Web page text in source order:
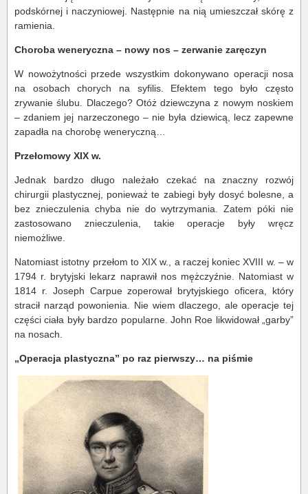
podskórnej i naczyniowej. Następnie na nią umieszczał skórę z
ramienia.
Choroba weneryczna – nowy nos – zerwanie zaręczyn
W nowożytności przede wszystkim dokonywano operacji nosa
na osobach chorych na syfilis. Efektem tego było często
zrywanie ślubu. Dlaczego? Otóż dziewczyna z nowym noskiem
– zdaniem jej narzeczonego – nie była dziewicą, lecz zapewne
zapadła na chorobę weneryczną…
Przełomowy XIX w.
Jednak bardzo długo należało czekać na znaczny rozwój
chirurgii plastycznej, ponieważ te zabiegi były dosyć bolesne, a
bez znieczulenia chyba nie do wytrzymania. Zatem póki nie
zastosowano znieczulenia, takie operacje były wręcz
niemożliwe.
Natomiast istotny przełom to XIX w., a raczej koniec XVIII w. – w
1794 r. brytyjski lekarz naprawił nos mężczyźnie. Natomiast w
1814 r. Joseph Carpue zoperował brytyjskiego oficera, który
stracił narząd powonienia. Nie wiem dlaczego, ale operacje tej
części ciała były bardzo popularne. John Roe likwidował „garby”
na nosach.
„Operacja plastyczna” po raz pierwszy… na piśmie